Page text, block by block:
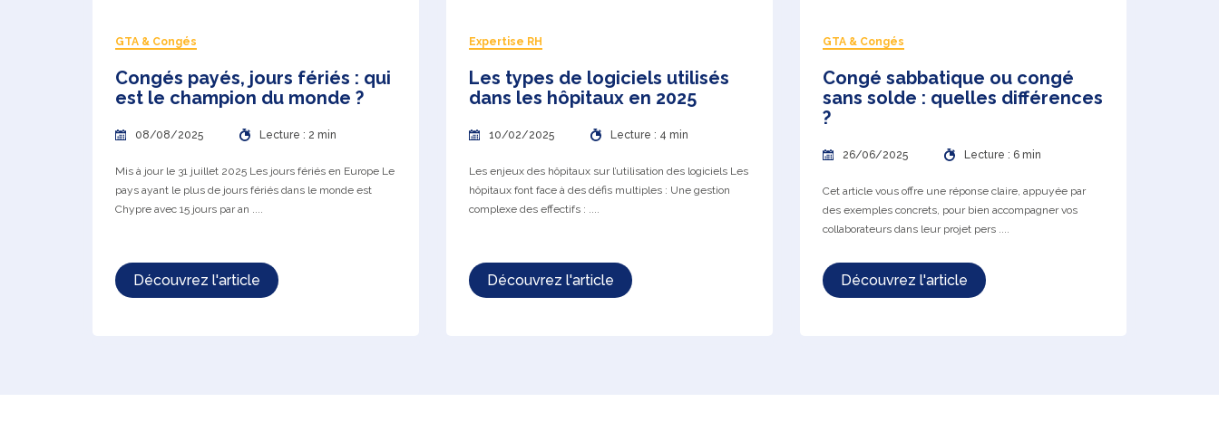
GTA & Congés
Congés payés, jours fériés : qui
est le champion du monde ?
08/08/2025 Lecture : 2 min
Mis à jour le 31 juillet 2025 Les jours fériés en Europe Le
pays ayant le plus de jours fériés dans le monde est
Chypre avec 15 jours par an ....
Découvrez l'article
Expertise RH
Les types de logiciels utilisés
dans les hôpitaux en 2025
10/02/2025 Lecture : 4 min
Les enjeux des hôpitaux sur l’utilisation des logiciels Les
hôpitaux font face à des défis multiples : Une gestion
complexe des effectifs : ....
Découvrez l'article
GTA & Congés
Congé sabbatique ou congé
sans solde : quelles différences
?
26/06/2025 Lecture : 6 min
Cet article vous offre une réponse claire, appuyée par
des exemples concrets, pour bien accompagner vos
collaborateurs dans leur projet pers ....
Découvrez l'article